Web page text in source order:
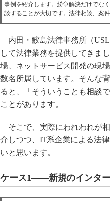
事例を紹介します。紛争解決だけでな
談することが大切です。法律相談、案
内田・鮫島法律事務所（
して法律業務を提供してきま
場、ネットサービス開発の現
数名所属しています。そんな
ると、「そういうことも相談
ことがあります。
そこで、実際にわれわれが
介しつつ、IT系企業による法
いと思います。
ケース1――新規のインタ